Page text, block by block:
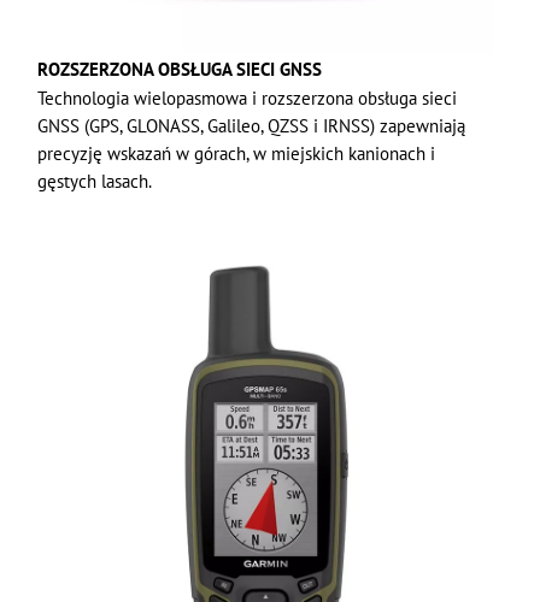
ROZSZERZONA OBSŁUGA SIECI GNSS
Technologia wielopasmowa i rozszerzona obsługa sieci
GNSS (GPS, GLONASS, Galileo, QZSS i IRNSS) zapewniają
precyzję wskazań w górach, w miejskich kanionach i
gęstych lasach.